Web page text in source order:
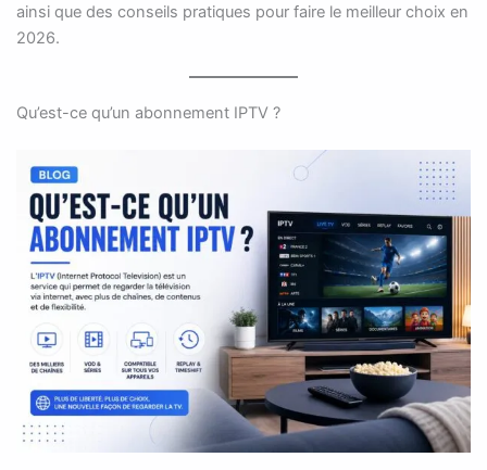
ainsi que des conseils pratiques pour faire le meilleur choix en
2026.
Qu’est-ce qu’un abonnement IPTV ?